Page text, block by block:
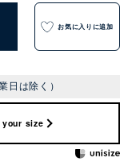
お気に入りに追加
日は除く）
your size